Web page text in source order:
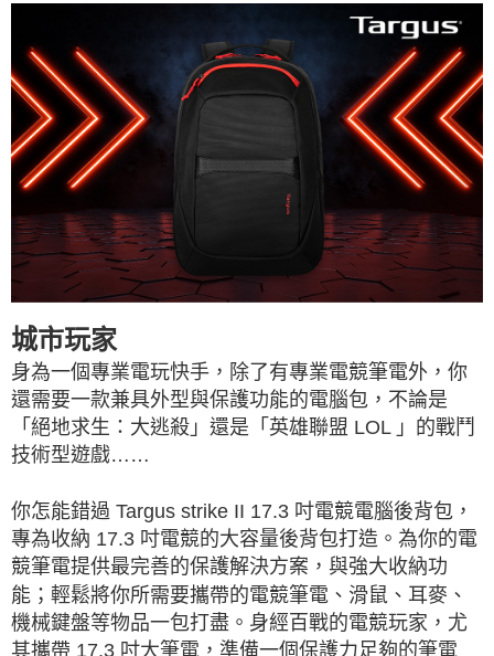
城市玩家
身為一個專業電玩快手，除了有專業電競筆電外，你
還需要一款兼具外型與保護功能的電腦包，不論是
「絕地求生：大逃殺」還是「英雄聯盟 LOL 」的戰鬥
技術型遊戲……
你怎能錯過 Targus strike II 17.3 吋電競電腦後背包，
專為收納 17.3 吋電競的大容量後背包打造。為你的電
競筆電提供最完善的保護解決方案，與強大收納功
能；輕鬆將你所需要攜帶的電競筆電、滑鼠、耳麥、
機械鍵盤等物品一包打盡。身經百戰的電競玩家，尤
其攜帶 17.3 吋大筆電，準備一個保護力足夠的筆電